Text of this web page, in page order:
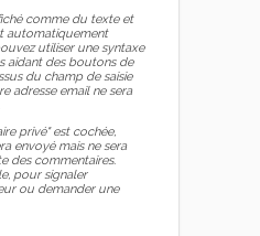
comme du texte et
automatiquement
utiliser une syntaxe
aidant des boutons de
du champ de saisie
adresse email ne sera
privé" est cochée,
envoyé mais ne sera
des commentaires.
pour signaler
ou demander une